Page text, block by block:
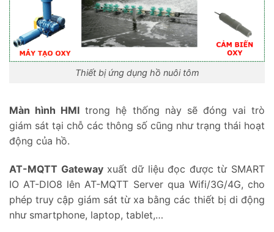
Thiết bị ứng dụng hồ nuôi tôm
Màn hình HMI trong hệ thống này sẽ đóng vai trò
giám sát tại chỗ các thông số cũng như trạng thái hoạt
động của hồ.
AT-MQTT Gatewayxuất dữ liệu đọc được từ SMART
IO AT-DIO8 lên AT-MQTT Server qua Wifi/3G/4G, cho
phép truy cập giám sát từ xa bằng các thiết bị di động
như smartphone, laptop, tablet,…